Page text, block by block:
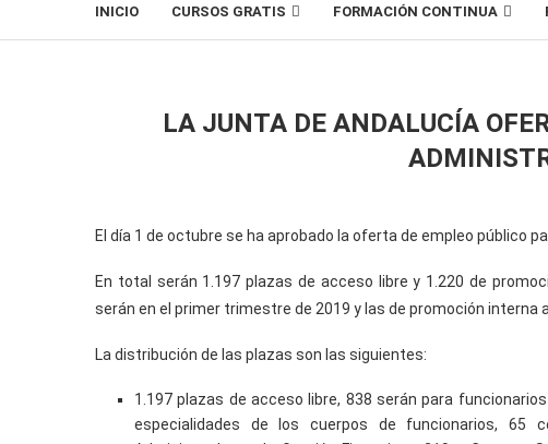
INICIO CURSOS GRATIS FORMACIÓN CONTINUA
LA JUNTA DE ANDALUCÍA
El día 1 de octubre se ha aprobado la oferta de empleo público
En total serán 1.197 plazas de acceso libre y 1.220 de
serán en el primer trimestre de 2019 y las de promoción interna
La distribución de las plazas son las siguientes:
1.197 plazas de acceso libre, 838 serán para
especialidades de los cuerpos de funcionarios, 65